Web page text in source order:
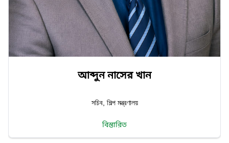
আব্দুন নাসের খান
সচিব, শিল্প মন্ত্রণালয়
বিস্তারিত